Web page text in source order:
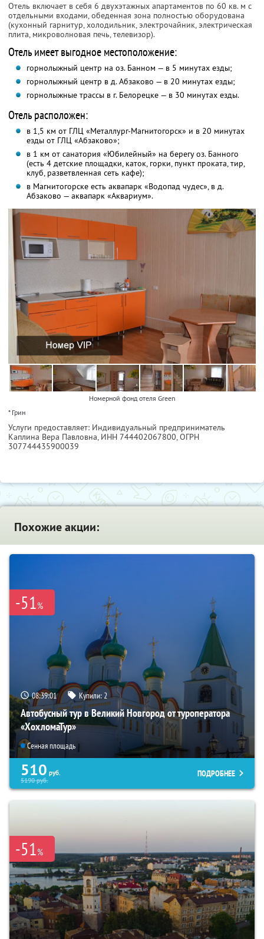
Отель включает в себя 6 двухэтажных апартаментов по 60 кв. м с
отдельными входами, обеденная зона полностью оборудована
(кухонный гарнитур, холодильник, электрочайник, электрическая
плита, микроволновая печь, телевизор).
Отель имеет выгодное местоположение:
горнолыжный центр на оз. Банном — в 5 минутах езды;
горнолыжный центр в д. Абзаково — в 20 минутах езды;
горнолыжные трассы в г. Белорецке — в 30 минутах езды.
Отель расположен:
в 1,5 км от ГЛЦ «Металлург-Магнитогорск» и в 20 минутах
езды от ГЛЦ «Абзаково»;
в 1 км от санатория «Юбилейный» на берегу оз. Банного
(есть 4 детские площадки, каток, горки, пункт проката, тир,
клуб, разветвленная сеть кафе);
в Магнитогорске есть аквапарк «Водопад чудес», в д.
Абзаково — аквапарк «Аквариум».
Номерной фонд отеля Green
* Грин
Услуги предоставляет: Индивидуальный предприниматель
Каплина Вера Павловна, ИНН 744402067800, ОГРН
307744435900039
Похожие акции:
-51%
08:38:59 Купили:2
Автобусный тур в Великий Новгород от туроператора
«ХохломаТур»
Сенная площадь
510 руб.
5190руб.
ПОДРОБНЕЕ
-51%